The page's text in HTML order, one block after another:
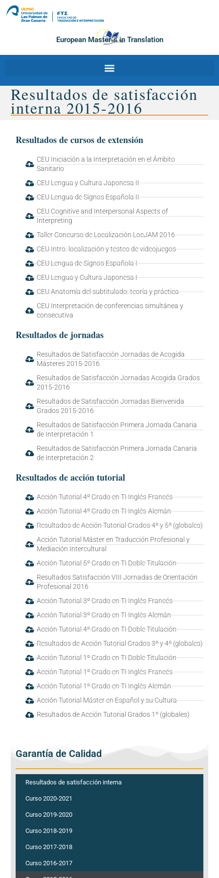
European Master´s in Translation
Resultados de satisfacción
interna 2015-2016
Resultados de cursos de extensión
CEU Iniciación a la Interpretación en el Ámbito
Sanitario
CEU Lengua y Cultura Japonesa II
CEU Lengua de Signos Española II
CEU Cognitive and Interpersonal Aspects of
Interpreting
Taller Concurso de Localización LocJAM 2016
CEU Intro. localización y testeo de videojuegos
CEU Lengua de Signos Española I
CEU Lengua y Cultura Japonesa I
CEU Anatomía del subtitulado: teoría y práctica
CEU Interpretación de conferencias simultánea y
consecutiva
Resultados de jornadas
Resultados de Satisfacción Jornadas de Acogida
Másteres 2015-2016
Resultados de Satisfacción Jornadas Acogida Grados
2015-2016
Resultados de Satisfacción Jornadas Bienvenida
Grados 2015-2016
Resultados de Satisfacción Primera Jornada Canaria
de Interpretación 1
Resultados de Satisfacción Primera Jornada Canaria
de Interpretación 2
Resultados de acción tutorial
Acción Tutorial 4º Grado en TI Inglés-Francés
Acción Tutorial 4º Grado en TI Inglés-Alemán
Resultados de Acción Tutorial Grados 4º y 5º (globales)
Acción Tutorial Máster en Traducción Profesional y
Mediación Intercultural
Acción Tutorial 5º Grado en TI Doble Titulación
Resultados Satisfacción VIII Jornadas de Orientación
Profesional 2016
Acción Tutorial 3º Grado en TI Inglés-Francés
Acción Tutorial 3º Grado en TI Inglés-Alemán
Acción Tutorial 4º Grado en TI Doble Titulación
Resultados de Acción Tutorial Grados 3º y 4º (globales)
Acción Tutorial 1º Grado en TI Doble Titulación
Acción Tutorial 1º Grado en TI Inglés-Francés
Acción Tutorial 1º Grado en TI Inglés-Alemán
Acción Tutorial Máster en Español y su Cultura
Resultados de Acción Tutorial Grados 1º (globales)
Garantía de Calidad
Resultados de satisfacción interna
Curso 2020-2021
Curso 2019-2020
Curso 2018-2019
Curso 2017-2018
Curso 2016-2017